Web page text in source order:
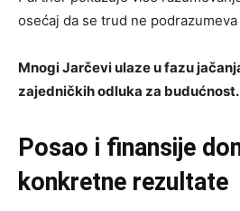
osećaj da se trud ne
Mnogi Jarčevi ulaze u fazu
zajedničkih odluka za budućnost.
Posao i finansije
konkretne rezultate